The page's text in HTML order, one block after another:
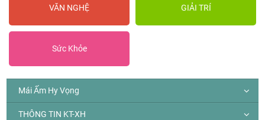
VĂN NGHỆ GIẢI TRÍ
Sức Khỏe
Mái Ấm Hy Vọng
THÔNG TIN KT-XH